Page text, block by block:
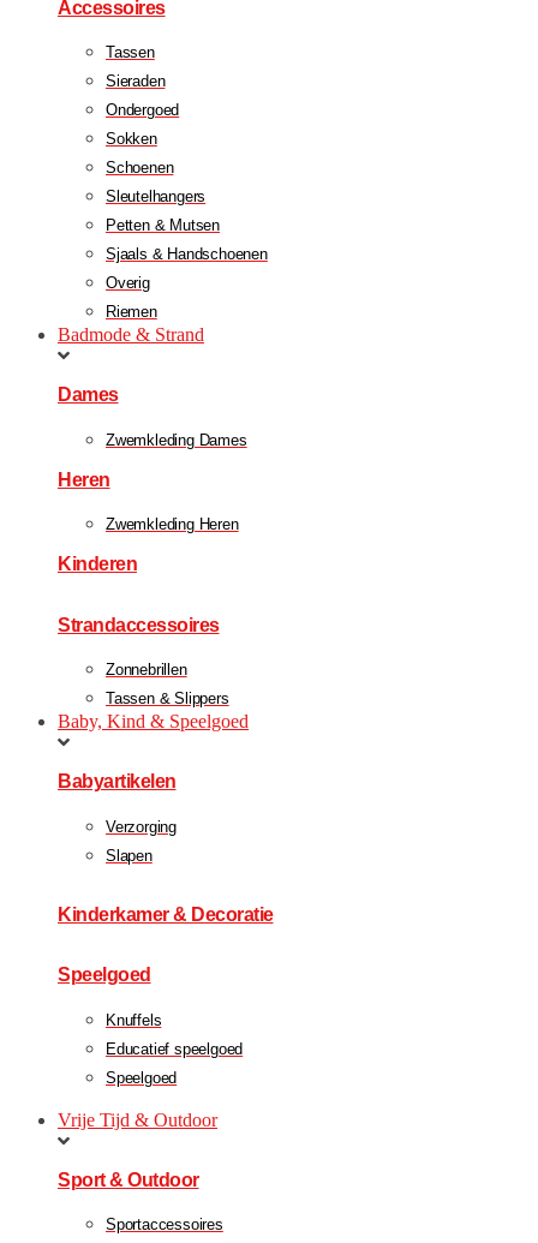
Accessoires
Tassen
Sieraden
Ondergoed
Sokken
Schoenen
Sleutelhangers
Petten & Mutsen
Sjaals & Handschoenen
Overig
Riemen
Badmode & Strand
Dames
Zwemkleding Dames
Heren
Zwemkleding Heren
Kinderen
Strandaccessoires
Zonnebrillen
Tassen & Slippers
Baby, Kind & Speelgoed
Babyartikelen
Verzorging
Slapen
Kinderkamer & Decoratie
Speelgoed
Knuffels
Educatief speelgoed
Speelgoed
Vrije Tijd & Outdoor
Sport & Outdoor
Sportaccessoires